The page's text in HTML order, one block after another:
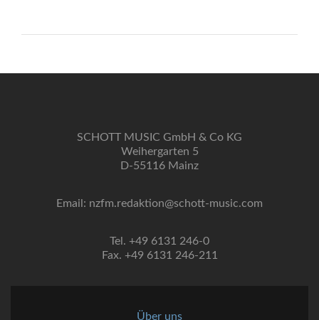
SCHOTT MUSIC GmbH & Co KG
Weihergarten 5
D-55116 Mainz
Email: nzfm.redaktion@schott-music.com
Tel. +49 6131 246-0
Fax. +49 6131 246-211
Über uns